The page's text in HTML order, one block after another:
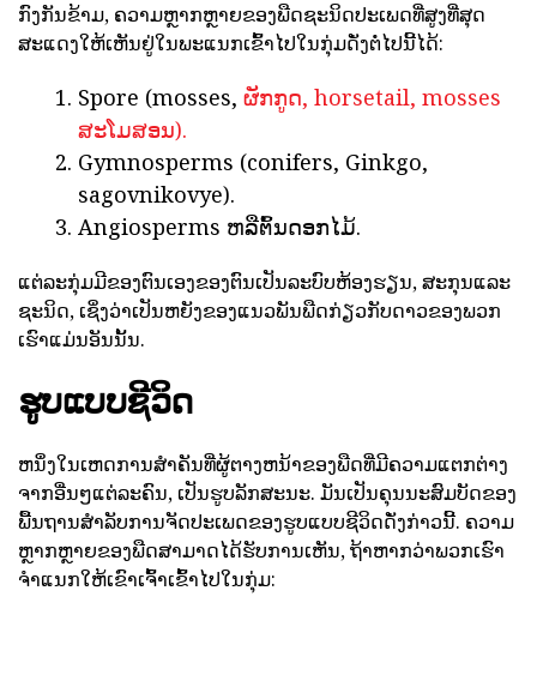
ກົງກັນຂ້າມ, ຄວາມຫຼາກຫຼາຍຂອງພືດຊະນິດປະເພດທີ່ສູງທີ່ສຸດ
ສະແດງໃຫ້ເຫັນຢູ່ໃນພະແນກເຂົ້າໄປໃນກຸ່ມດັ່ງຕໍ່ໄປນີ້ໄດ້:
Spore (mosses, ຜັກກູດ, horsetail, mosses
ສະໂມສອນ).
Gymnosperms (conifers, Ginkgo,
sagovnikovye).
Angiosperms ຫລືຕົ້ນດອກໄມ້.
ແຕ່ລະກຸ່ມມີຂອງຕົນເອງຂອງຕົນເປັນລະບົບຫ້ອງຮຽນ, ສະກຸນແລະ
ຊະນິດ, ເຊິ່ງວ່າເປັນຫຍັງຂອງແນວພັນພືດກ່ຽວກັບດາວຂອງພວກ
ເຮົາແມ່ນອັນນັ້ນ.
ຮູບແບບຊີວິດ
ຫນຶ່ງໃນເຫດການສໍາຄັນທີ່ຜູ້ຕາງຫນ້າຂອງພືດທີ່ມີຄວາມແຕກຕ່າງ
ຈາກອື່ນໆແຕ່ລະຄົນ, ເປັນຮູບລັກສະນະ. ມັນເປັນຄຸນນະສົມບັດຂອງ
ພື້ນຖານສໍາລັບການຈັດປະເພດຂອງຮູບແບບຊີວິດດັ່ງກ່າວນີ້. ຄວາມ
ຫຼາກຫຼາຍຂອງພືດສາມາດໄດ້ຮັບການເຫັນ, ຖ້າຫາກວ່າພວກເຮົາ
ຈໍາແນກໃຫ້ເຂົາເຈົ້າເຂົ້າໄປໃນກຸ່ມ: